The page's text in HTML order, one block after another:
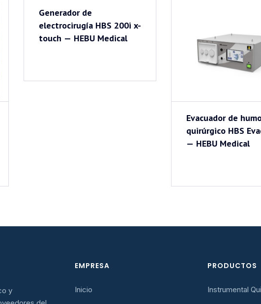
Generador de
electrocirugía HBS 200i x-
touch — HEBU Medical
Evacuador de
quirúrgico HBS
— HEBU Medical
y
EMPRESA
Inicio
PRODUCTOS
Instrumental